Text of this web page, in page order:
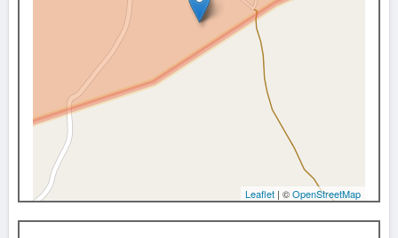
Leaflet | ©OpenStreetMap